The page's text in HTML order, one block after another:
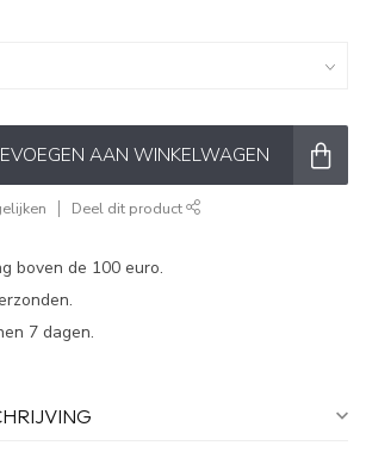
AAN WINKELWAGEN
Deel dit product
boven de 100 euro.
7 dagen.